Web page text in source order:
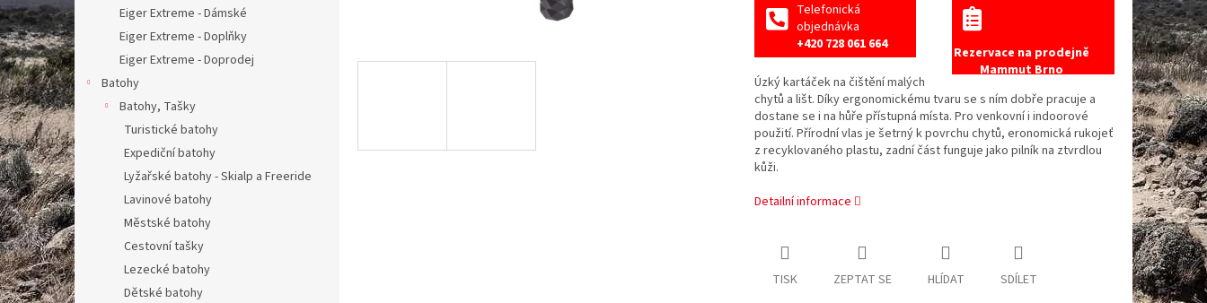
Eiger Extreme - Dámské
Eiger Extreme - Doplňky
Eiger Extreme - Doprodej
Batohy
Batohy, Tašky
Turistické batohy
Expediční batohy
Lyžařské batohy - Skialp a Freeride
Lavinové batohy
Městské batohy
Cestovní tašky
Lezecké batohy
Dětské batohy
Rezervace na prodejně
Mammut Brno
Telefonická
objednávka
+420 728 061 664
Úzký kartáček na čištění malých
chytů a lišt. Díky ergonomickému tvaru se s ním dobře pracuje a
dostane se i na hůře přístupná místa. Pro venkovní i indoorové
použití. Přírodní vlas je šetrný k povrchu chytů, eronomická rukojeť
z recyklovaného plastu, zadní část funguje jako pilník na ztvrdlou
kůži.
Detailní informace
TISK ZEPTAT SE HLÍDAT SDÍLET